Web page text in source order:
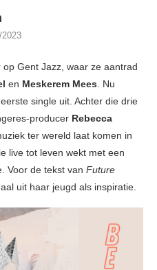
Gent Jazz, waar ze aantrad
en Meskerem Mees. Nu
single uit. Achter die drie
producer Rebecca
ter wereld laat komen in
live tot leven wekt met een
Voor de tekst van Future
uit haar jeugd als inspiratie.